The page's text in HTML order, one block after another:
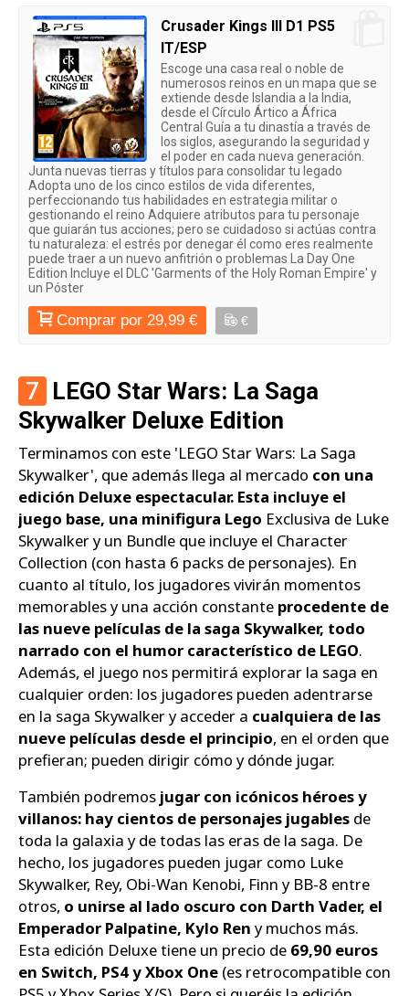
Crusader Kings III D1 PS5
IT/ESP
Escoge una casa real o noble de
numerosos reinos en un mapa que se
extiende desde Islandia a la India,
desde el Círculo Ártico a África
Central Guía a tu dinastía a través de
los siglos, asegurando la seguridad y
el poder en cada nueva generación.
Junta nuevas tierras y títulos para consolidar tu legado
Adopta uno de los cinco estilos de vida diferentes,
perfeccionando tus habilidades en estrategia militar o
gestionando el reino Adquiere atributos para tu personaje
que guiarán tus acciones; pero se cuidadoso si actúas contra
tu naturaleza: el estrés por denegar él como eres realmente
puede traer a un nuevo anfitrión o problemas La Day One
Edition Incluye el DLC 'Garments of the Holy Roman Empire' y
un Póster
Comprar por 29,99 € €
7 LEGO Star Wars: La Saga
Skywalker Deluxe Edition
Terminamos con este 'LEGO Star Wars: La Saga
Skywalker', que además llega al mercado con una
edición Deluxe espectacular. Esta incluye el
juego base, una minifigura Lego Exclusiva de Luke
Skywalker y un Bundle que incluye el Character
Collection (con hasta 6 packs de personajes). En
cuanto al título, los jugadores vivirán momentos
memorables y una acción constante procedente de
las nueve películas de la saga Skywalker, todo
narrado con el humor característico de LEGO.
Además, el juego nos permitirá explorar la saga en
cualquier orden: los jugadores pueden adentrarse
en la saga Skywalker y acceder a cualquiera de las
nueve películas desde el principio, en el orden que
prefieran; pueden dirigir cómo y dónde jugar.
También podremos jugar con icónicos héroes y
villanos: hay cientos de personajes jugables de
toda la galaxia y de todas las eras de la saga. De
hecho, los jugadores pueden jugar como Luke
Skywalker, Rey, Obi-Wan Kenobi, Finn y BB-8 entre
otros, o unirse al lado oscuro con Darth Vader, el
Emperador Palpatine, Kylo Ren y muchos más.
Esta edición Deluxe tiene un precio de 69,90 euros
en Switch, PS4 y Xbox One (es retrocompatible con